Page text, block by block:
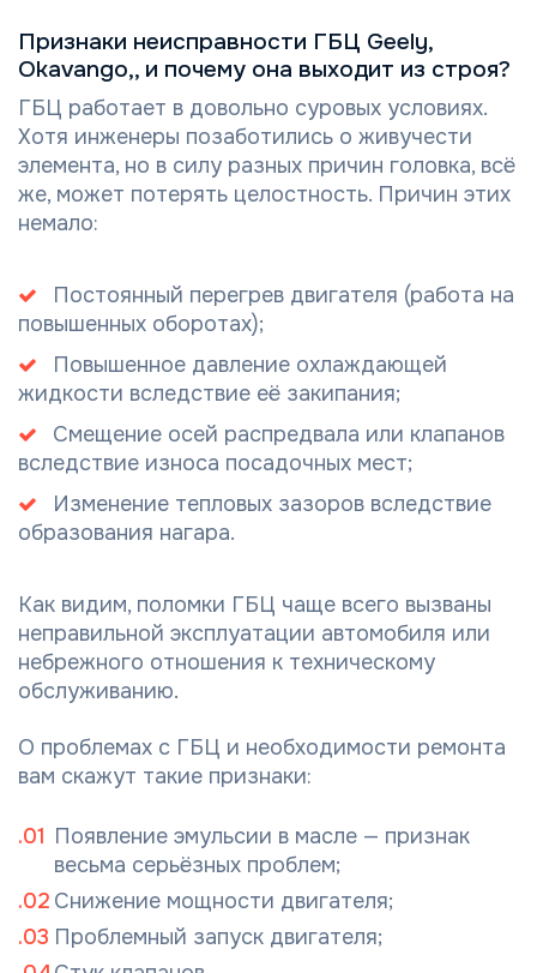
Признаки неисправности ГБЦ Geely,
Okavango,, и почему она выходит из строя?
ГБЦ работает в довольно суровых условиях.
Хотя инженеры позаботились о живучести
элемента, но в силу разных причин головка, всё
же, может потерять целостность. Причин этих
немало:
Постоянный перегрев двигателя (работа на
повышенных оборотах);
Повышенное давление охлаждающей
жидкости вследствие её закипания;
Смещение осей распредвала или клапанов
вследствие износа посадочных мест;
Изменение тепловых зазоров вследствие
образования нагара.
Как видим, поломки ГБЦ чаще всего вызваны
неправильной эксплуатации автомобиля или
небрежного отношения к техническому
обслуживанию.
О проблемах с ГБЦ и необходимости ремонта
вам скажут такие признаки:
Появление эмульсии в масле — признак
весьма серьёзных проблем;
Снижение мощности двигателя;
Проблемный запуск двигателя;